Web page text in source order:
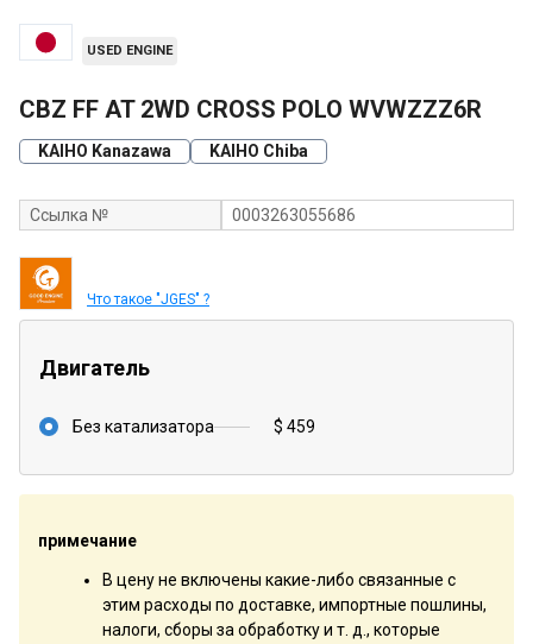
USED ENGINE
CBZ FF AT 2WD CROSS POLO WVWZZZ6R
KAIHO Kanazawa KAIHO Chiba
Ссылка № 0003263055686
Что такое "JGES" ?
Двигатель
Без катализатора $ 459
примечание
В цену не включены какие-либо связанные с
этим расходы по доставке, импортные пошлины,
налоги, сборы за обработку и т. д., которые